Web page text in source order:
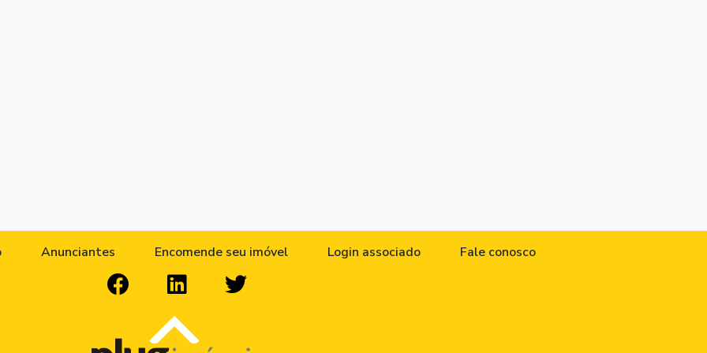
Anunciantes Encomende seu imóvel Login associado Fale conosco